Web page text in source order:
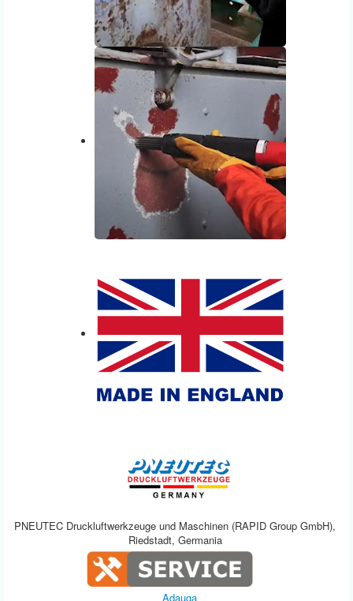
PNEUTEC Druckluftwerkzeuge und Maschinen (RAPID Group GmbH),
Riedstadt, Germania
Adauga